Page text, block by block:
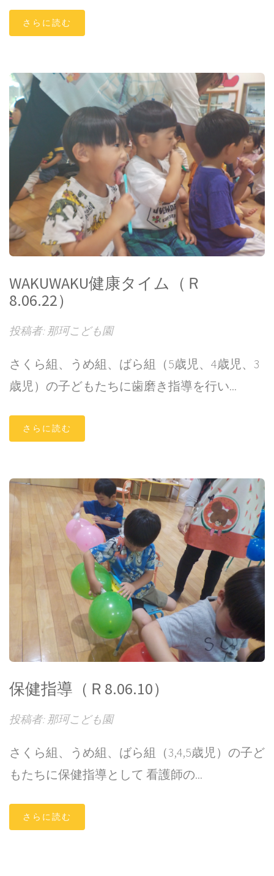
さらに読む
WAKUWAKU健康タイム（Ｒ
8.06.22）
投稿者: 那珂こども園
さくら組、うめ組、ばら組（5歳児、4歳児、3
歳児）の子どもたちに歯磨き指導を行い...
さらに読む
保健指導（Ｒ8.06.10）
投稿者: 那珂こども園
さくら組、うめ組、ばら組（3,4,5歳児）の子ど
もたちに保健指導として 看護師の...
さらに読む